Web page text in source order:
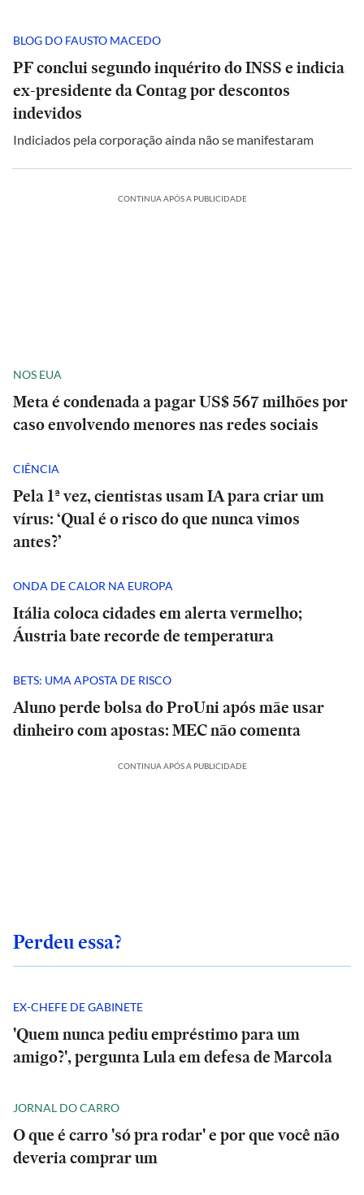
BLOG DO FAUSTO MACEDO
PF conclui segundo inquérito do INSS e indicia
ex-presidente da Contag por descontos
indevidos
Indiciados pela corporação ainda não se manifestaram
CONTINUA APÓS A PUBLICIDADE
NOS EUA
Meta é condenada a pagar US$ 567 milhões por
caso envolvendo menores nas redes sociais
CIÊNCIA
Pela 1ª vez, cientistas usam IA para criar um
vírus: ‘Qual é o risco do que nunca vimos
antes?’
ONDA DE CALOR NA EUROPA
Itália coloca cidades em alerta vermelho;
Áustria bate recorde de temperatura
BETS: UMA APOSTA DE RISCO
Aluno perde bolsa do ProUni após mãe usar
dinheiro com apostas: MEC não comenta
CONTINUA APÓS A PUBLICIDADE
Perdeu essa?
EX-CHEFE DE GABINETE
'Quem nunca pediu empréstimo para um
amigo?', pergunta Lula em defesa de Marcola
JORNAL DO CARRO
O que é carro 'só pra rodar' e por que você não
deveria comprar um